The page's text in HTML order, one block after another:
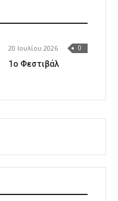
20 Ιουλίου 2026 0
1o Φεστιβάλ